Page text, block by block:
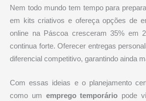
Nem todo mundo tem tempo para
em kits criativos e ofereça opções de
online na Páscoa cresceram 35% em
continua forte. Oferecer entregas
diferencial competitivo, garantindo ainda
Com essas ideias e o planejamento
como um emprego temporário pode